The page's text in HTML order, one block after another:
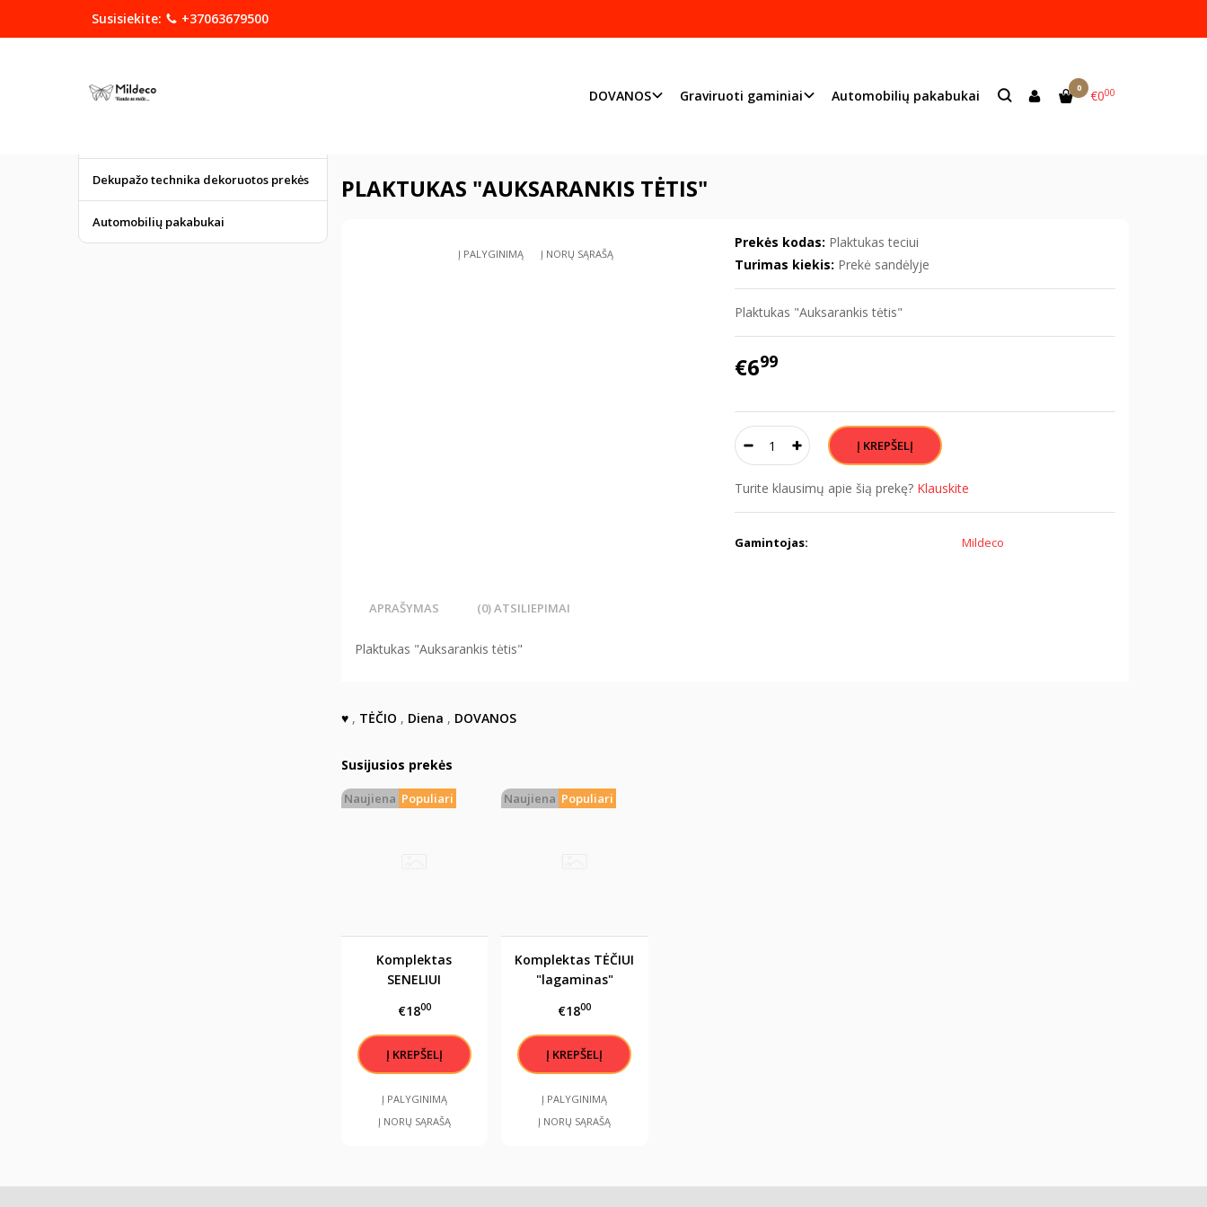
Susisiekite: +37063679500
DOVANOS Graviruoti gaminiai Automobilių pakabukai 0 €000
Pjaustome ir graviruojame lazeriu.
Priimame individualius užsakymus: info@mildeco.lt
PLAKTUKAS "AUKSARANKIS TĖTIS"
Į PALYGINIMĄ Į NORŲ SĄRAŠĄ
Prekės kodas: Plaktukas teciui
Turimas kiekis: Prekė sandėlyje
Plaktukas "Auksarankis tėtis"
€699
Turite klausimų apie šią prekę? Klauskite
Gamintojas: Mildeco
APRAŠYMAS (0) ATSILIEPIMAI
Plaktukas "Auksarankis tėtis"
♥, TĖČIO , Diena , DOVANOS
Susijusios prekės
Naujiena Populiari
Komplektas
SENELIUI
€1800
Į PALYGINIMĄ
Į NORŲ SĄRAŠĄ
Naujiena Populiari
Komplektas TĖČIUI
"lagaminas"
€1800
Į PALYGINIMĄ
Į NORŲ SĄRAŠĄ
DOVANOS
Dekupažo technika dekoruotos prekės
Automobilių pakabukai